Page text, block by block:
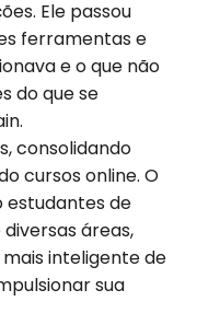
Ele passou
ferramentas e
e o que não
do que se
consolidando
cursos online. O
estudantes de
áreas,
inteligente de
sua